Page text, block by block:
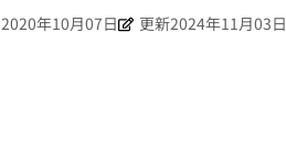
2020年10月07日 更新2024年11月03日